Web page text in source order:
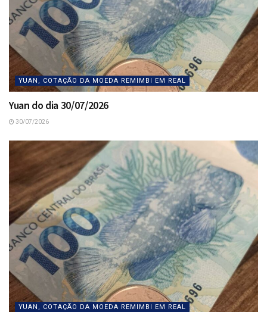
YUAN, COTAÇÃO DA MOEDA REMIMBI EM REAL
Yuan do dia 30/07/2026
30/07/2026
YUAN, COTAÇÃO DA MOEDA REMIMBI EM REAL